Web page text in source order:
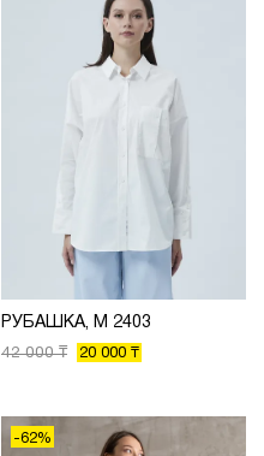
РУБАШКА, М 2403
42 000 ₸
20 000 ₸
-62%